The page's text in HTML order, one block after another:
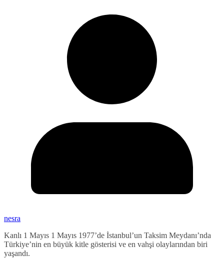
nesra
Kanlı 1 Mayıs 1 Mayıs 1977’de İstanbul’un Taksim Meydanı’nda
Türkiye’nin en büyük kitle gösterisi ve en vahşi olaylarından biri
yaşandı.